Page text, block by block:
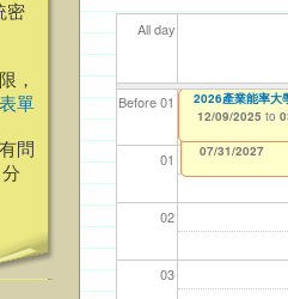
密
，
單
問
All day
Before 01
01
02
03
【資網處】
整合系統～表單
12/31/2027
【財務處】工讀
11/12/2021 to
【財務處】漏打
錄
07/31/2027
114
04/
114
02/
114
03/
【學
07/
＊69週年校慶網
12/01/2025 to
2026產業能率大
12/09/2025 to